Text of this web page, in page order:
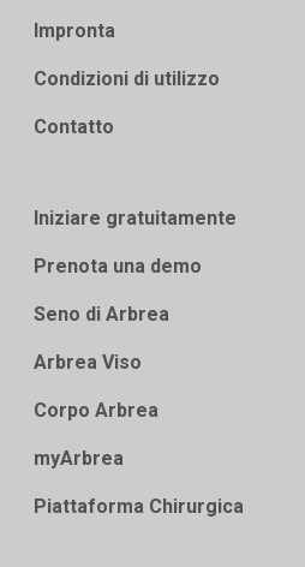
Impronta
Condizioni di utilizzo
Contatto
Iniziare gratuitamente
Prenota una demo
Seno di Arbrea
Arbrea Viso
Corpo Arbrea
myArbrea
Piattaforma Chirurgica